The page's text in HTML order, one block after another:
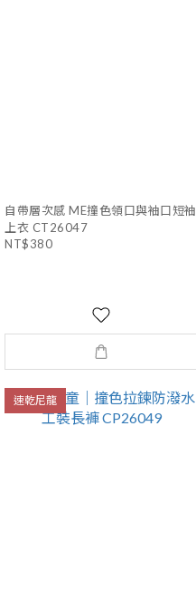
自帶層次感 ME撞色領口與袖口短袖
上衣 CT26047
NT$380
速乾尼龍